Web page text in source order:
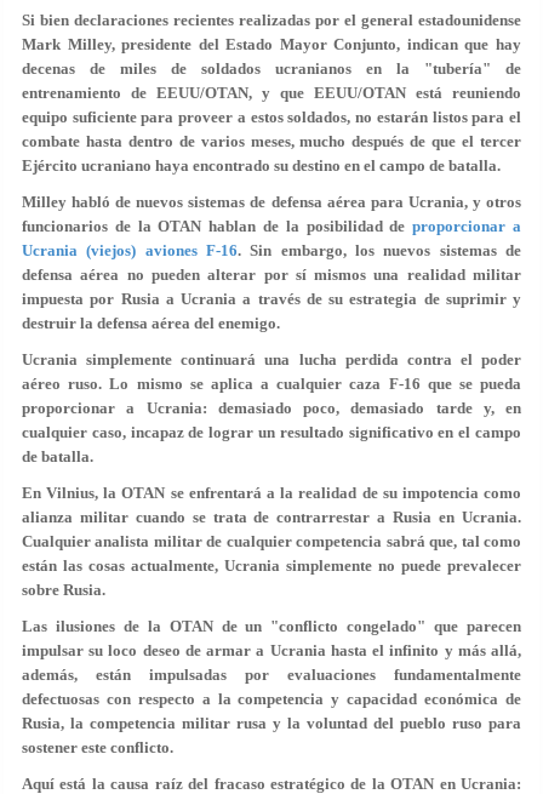
Si bien declaraciones recientes realizadas por el general estadounidense
Mark Milley, presidente del Estado Mayor Conjunto, indican que hay
decenas de miles de soldados ucranianos en la "tubería" de
entrenamiento de EEUU/OTAN, y que EEUU/OTAN está reuniendo
equipo suficiente para proveer a estos soldados, no estarán listos para el
combate hasta dentro de varios meses, mucho después de que el tercer
Ejército ucraniano haya encontrado su destino en el campo de batalla.
Milley habló de nuevos sistemas de defensa aérea para Ucrania, y otros
funcionarios de la OTAN hablan de la posibilidad deproporcionar a
Ucrania (viejos) aviones F-16. Sin embargo, los nuevos sistemas de
defensa aérea no pueden alterar por sí mismos una realidad militar
impuesta por Rusia a Ucrania a través de su estrategia de suprimir y
destruir la defensa aérea del enemigo.
Ucrania simplemente continuará una lucha perdida contra el poder
aéreo ruso. Lo mismo se aplica a cualquier caza F-16 que se pueda
proporcionar a Ucrania: demasiado poco, demasiado tarde y, en
cualquier caso, incapaz de lograr un resultado significativo en el campo
de batalla.
En Vilnius, la OTAN se enfrentará a la realidad de su impotencia como
alianza militar cuando se trata de contrarrestar a Rusia en Ucrania.
Cualquier analista militar de cualquier competencia sabrá que, tal como
están las cosas actualmente, Ucrania simplemente no puede prevalecer
sobre Rusia.
Las ilusiones de la OTAN de un "conflicto congelado" que parecen
impulsar su loco deseo de armar a Ucrania hasta el infinito y más allá,
además, están impulsadas por evaluaciones fundamentalmente
defectuosas con respecto a la competencia y capacidad económica de
Rusia, la competencia militar rusa y la voluntad del pueblo ruso para
sostener este conflicto.
Aquí está la causa raíz del fracaso estratégico de la OTAN en Ucrania: